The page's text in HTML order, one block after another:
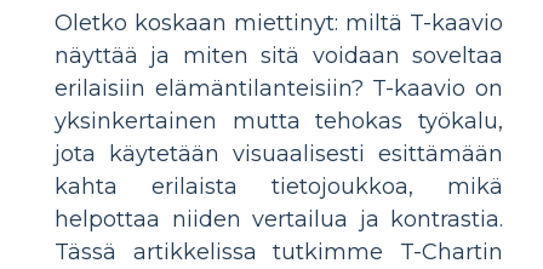
Oletko koskaan miettinyt: miltä T-kaavio
näyttää ja miten sitä voidaan soveltaa
erilaisiin elämäntilanteisiin? T-kaavio on
yksinkertainen mutta tehokas työkalu,
jota käytetään visuaalisesti esittämään
kahta erilaista tietojoukkoa, mikä
helpottaa niiden vertailua ja kontrastia.
Tässä artikkelissa tutkimme T-Chartin